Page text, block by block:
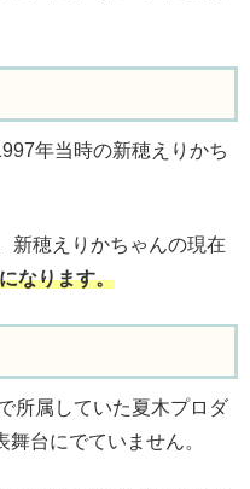
年当時の新穂えりかち
新穂えりかちゃんの現在
なります。
所属していた夏木プロダ
台にでていません。